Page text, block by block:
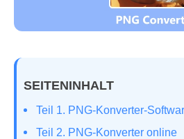
SEITENINHALT
Teil 1.
Teil 2. PNG‑Konverter online